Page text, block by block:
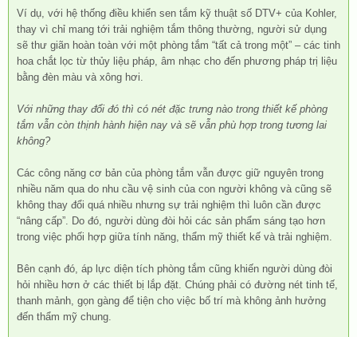
Ví dụ, với hệ thống điều khiển sen tắm kỹ thuật số DTV+ của Kohler,
thay vì chỉ mang tới trải nghiệm tắm thông thường, người sử dụng
sẽ thư giãn hoàn toàn với một phòng tắm “tất cả trong một” – các tinh
hoa chắt lọc từ thủy liệu pháp, âm nhạc cho đến phương pháp trị liệu
bằng đèn màu và xông hơi.
Với những thay đổi đó thì có nét đặc trưng nào trong thiết kế phòng
tắm vẫn còn thịnh hành hiện nay và sẽ vẫn phù hợp trong tương lai
không?
Các công năng cơ bản của phòng tắm vẫn được giữ nguyên trong
nhiều năm qua do nhu cầu vệ sinh của con người không và cũng sẽ
không thay đổi quá nhiều nhưng sự trải nghiệm thì luôn cần được
“nâng cấp”. Do đó, người dùng đòi hỏi các sản phẩm sáng tạo hơn
trong việc phối hợp giữa tính năng, thẩm mỹ thiết kế và trải nghiệm.
Bên cạnh đó, áp lực diện tích phòng tắm cũng khiến người dùng đòi
hỏi nhiều hơn ở các thiết bị lắp đặt. Chúng phải có đường nét tinh tế,
thanh mảnh, gọn gàng để tiện cho việc bố trí mà không ảnh hưởng
đến thẩm mỹ chung.